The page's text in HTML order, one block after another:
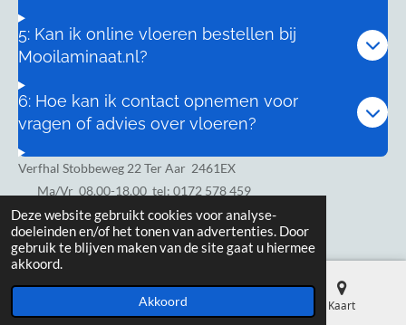
Deze website gebruikt cookies voor analyse-
doeleinden en/of het tonen van advertenties. Door
gebruik te blijven maken van de site gaat u hiermee
akkoord.
Akkoord
5: Kan ik online vloeren bestellen bij
Mooilaminaat.nl?
6: Hoe kan ik contact opnemen voor
vragen of advies over vloeren?
Verfhal Stobbeweg 22 Ter Aar 2461EX
Ma/Vr 08.00-18.00 tel: 0172 578 459
Zaterdag 8.00-17.00
Telefoonnummer Kaart